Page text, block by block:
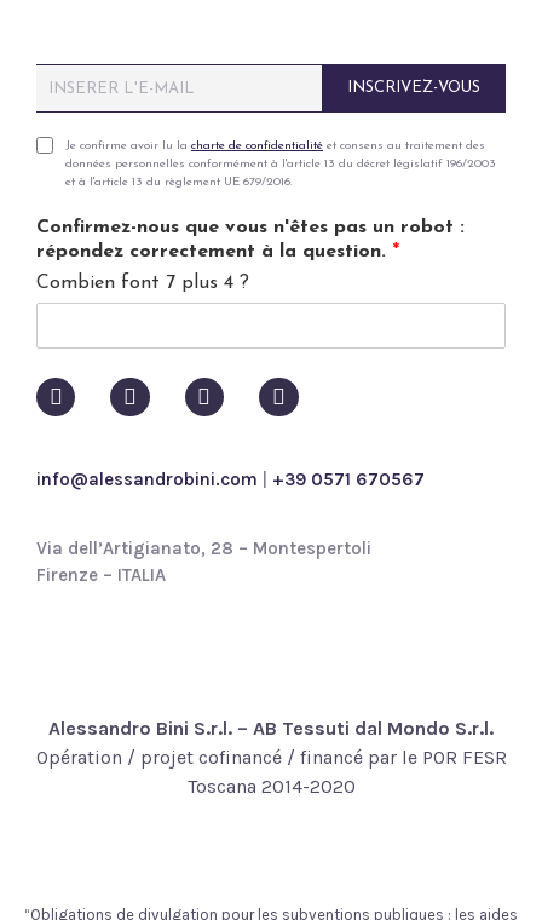
m
iP
v
a
y
i
c
Je confirme avoir lu la charte de confidentialité et consens au traitement des
données personnelles conformément à l'article 13 du décret législatif 196/2003
et à l'article 13 du règlement UE 679/2016.
Confirmez-nous que vous n'êtes pas un robot :
répondez correctement à la question. *
Combien font 7 plus 4 ?
INSCRIVEZ-VOUS
info@alessandrobini.com +39 0571 670567
Via dell’Artigianato, 28 – Montespertoli
Firenze – ITALIA
Alessandro Bini S.r.l. – AB Tessuti dal Mondo S.r.l.
Opération / projet cofinancé / financé par le POR FESR
Toscana 2014-2020
“Obligations de divulgation pour les subventions publiques : les aides